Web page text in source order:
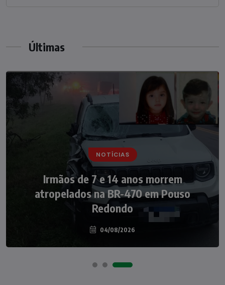
Últimas
NOTÍCIAS
Irmãos de 7 e 14 anos morrem
atropelados na BR-470 em Pouso
Redondo
04/08/2026
NOTÍCIAS
Nádia Menegazzi leva o nome de Taió ao
palco do Programa Silvio Santos
07/08/2026